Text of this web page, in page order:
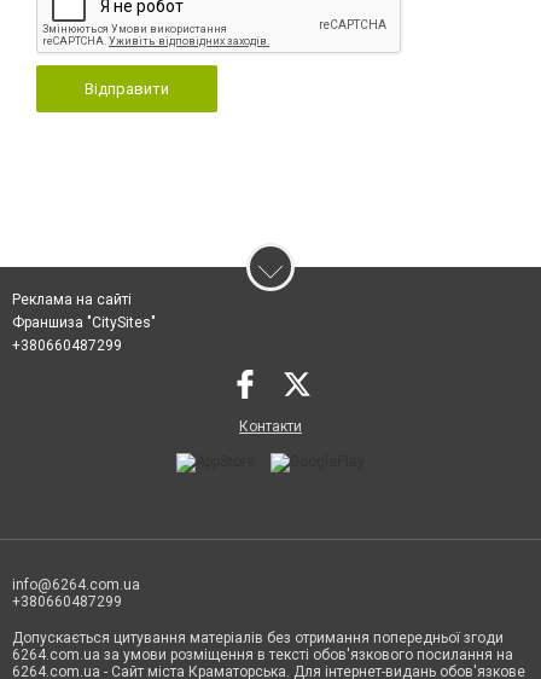
Відправити
Реклама на сайті
Франшиза "CitySites"
+380660487299
Контакти
info@6264.com.ua
+380660487299
Допускається цитування матеріалів без отримання попередньої згоди
6264.com.ua за умови розміщення в тексті обов'язкового посилання на
6264.com.ua - Сайт міста Краматорська. Для інтернет-видань обов'язкове